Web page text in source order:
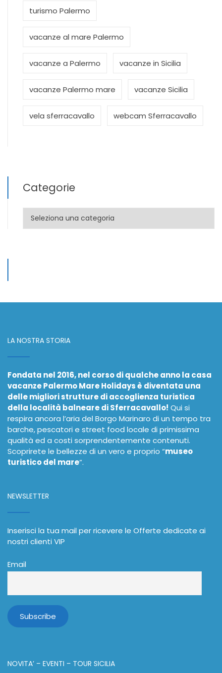
turismo Palermo
vacanze al mare Palermo
vacanze a Palermo vacanze in Sicilia
vacanze Palermo mare vacanze Sicilia
vela sferracavallo webcam Sferracavallo
Categorie
Categorie
LA NOSTRA STORIA
Fondata nel 2016, nel corso di qualche anno la casa
vacanze Palermo Mare Holidays è diventata una
delle migliori strutture di accoglienza turistica
della località balneare di Sferracavallo! Qui si
respira ancora l’aria del Borgo Marinaro di un tempo tra
barche, pescatori e street food locale di primissima
qualità ed a costi sorprendentemente contenuti.
Scoprirete le bellezze di un vero e proprio “museo
turistico del mare”.
NEWSLETTER
Inserisci la tua mail per ricevere le Offerte dedicate ai
nostri clienti VIP
Email
NOVITA’ – EVENTI – TOUR SICILIA